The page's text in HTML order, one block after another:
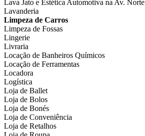
Lava Jato e Estética Automotiva na Av. Norte
Lavanderia
Limpeza de Carros
Limpeza de Fossas
Lingerie
Livraria
Locação de Banheiros Químicos
Locação de Ferramentas
Locadora
Logística
Loja de Ballet
Loja de Bolos
Loja de Bonés
Loja de Conveniência
Loja de Retalhos